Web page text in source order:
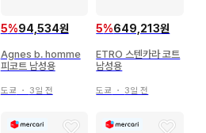
5%94,534원
Agnes b. homme
피코트 남성용
도쿄 ・ 3일 전
5%649,213원
ETRO 스텐카라 코트
남성용
도쿄 ・ 3일 전